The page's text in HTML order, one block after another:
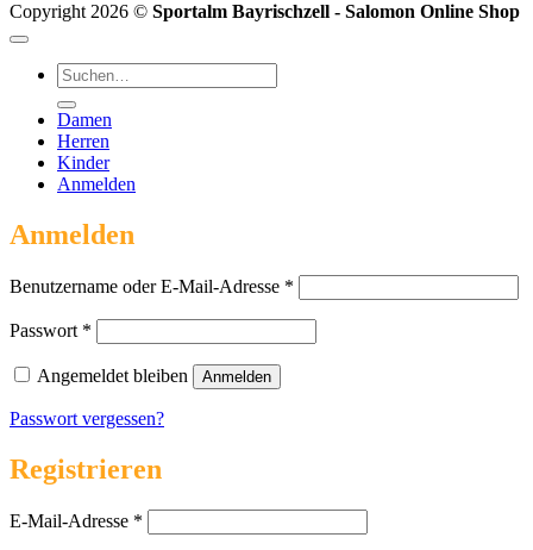
Copyright 2026 © Sportalm Bayrischzell - Salomon Online Shop
Suchen
nach:
Damen
Herren
Kinder
Anmelden
Anmelden
Benutzername oder E-Mail-Adresse *
Passwort *
Angemeldet bleiben Anmelden
Passwort vergessen?
Registrieren
E-Mail-Adresse *